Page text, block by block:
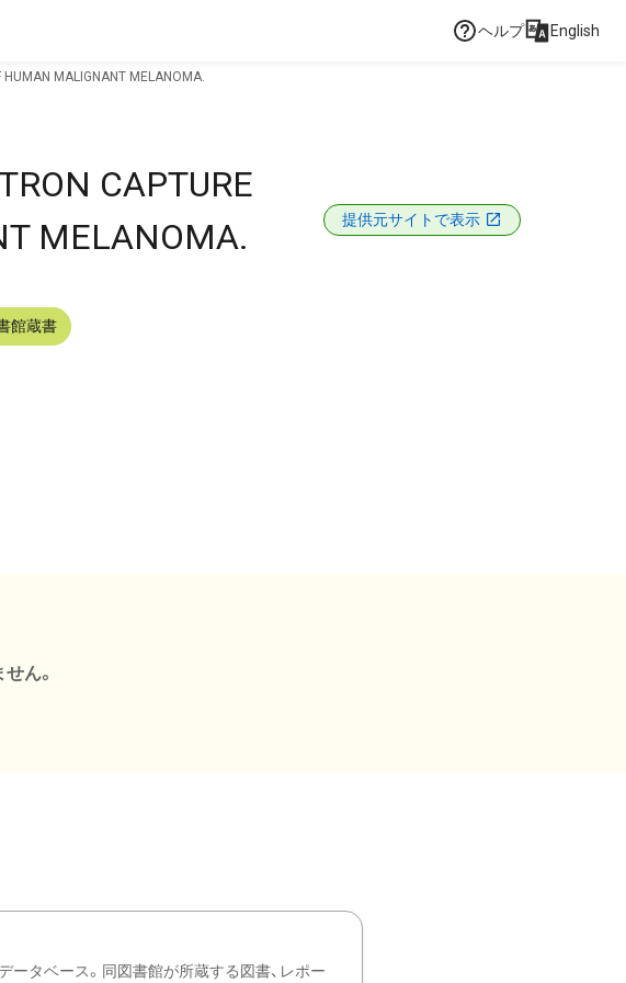
ヘルプ English
HUMAN MALIGNANT MELANOMA.
CAPTURE
MELANOMA.
提供元サイトで表示
館蔵書
ん。
タベース。同図書館が所蔵する図書、レポー